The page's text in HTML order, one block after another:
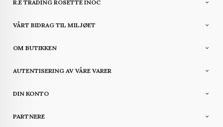
R.E TRADING ROSETTE INOC
VÅRT BIDRAG TIL MILJØET
OM BUTIKKEN
AUTENTISERING AV VÅRE VARER
DIN KONTO
PARTNERE